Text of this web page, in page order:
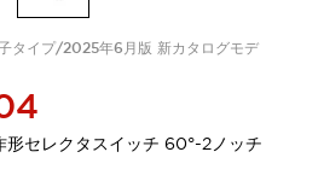
タイプ/2025年6月版 新カタログモデ
セレクタスイッチ 60°-2ノッチ